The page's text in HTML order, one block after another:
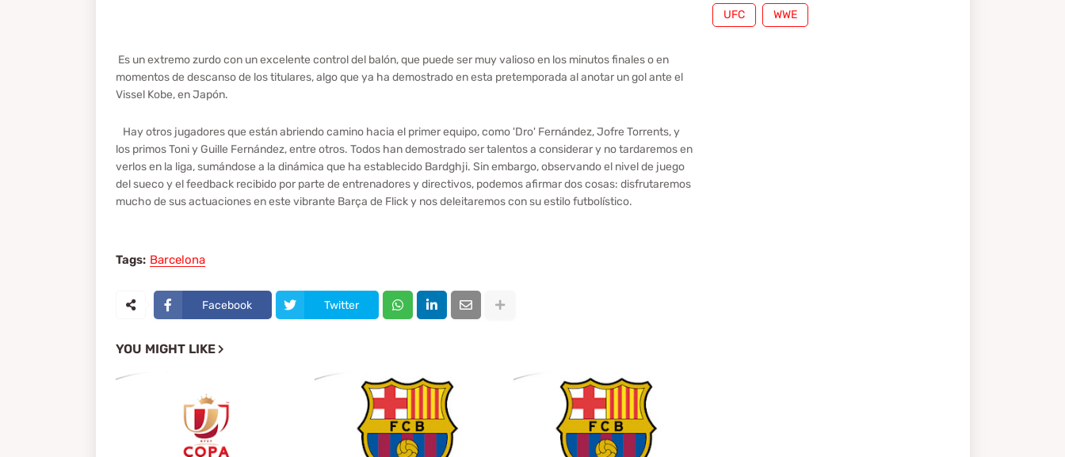
Es un extremo zurdo con un excelente control del balón, que puede ser muy valioso en los minutos finales o en
momentos de descanso de los titulares, algo que ya ha demostrado en esta pretemporada al anotar un gol ante el
Vissel Kobe, en Japón.
Hay otros jugadores que están abriendo camino hacia el primer equipo, como 'Dro' Fernández, Jofre Torrents, y
los primos Toni y Guille Fernández, entre otros. Todos han demostrado ser talentos a considerar y no tardaremos en
verlos en la liga, sumándose a la dinámica que ha establecido Bardghji. Sin embargo, observando el nivel de juego
del sueco y el feedback recibido por parte de entrenadores y directivos, podemos afirmar dos cosas: disfrutaremos
mucho de sus actuaciones en este vibrante Barça de Flick y nos deleitaremos con su estilo futbolístico.
Tags: Barcelona
Facebook Twitter
YOU MIGHT LIKE
UFC WWE